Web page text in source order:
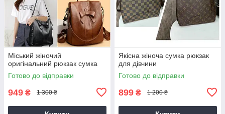
Міський жіночий
оригінальний рюкзак сумка
Готово до відправки
949 ₴ 1 300 ₴
Якісна жіноча сумка рюкзак
для дівчини
Готово до відправки
899 ₴ 1 200 ₴